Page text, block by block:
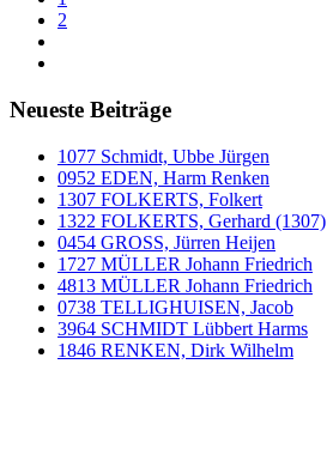
2
Neueste Beiträge
1077 Schmidt, Ubbe Jürgen
0952 EDEN, Harm Renken
1307 FOLKERTS, Folkert
1322 FOLKERTS, Gerhard (1307)
0454 GROSS, Jürren Heijen
1727 MÜLLER Johann Friedrich
4813 MÜLLER Johann Friedrich
0738 TELLIGHUISEN, Jacob
3964 SCHMIDT Lübbert Harms
1846 RENKEN, Dirk Wilhelm